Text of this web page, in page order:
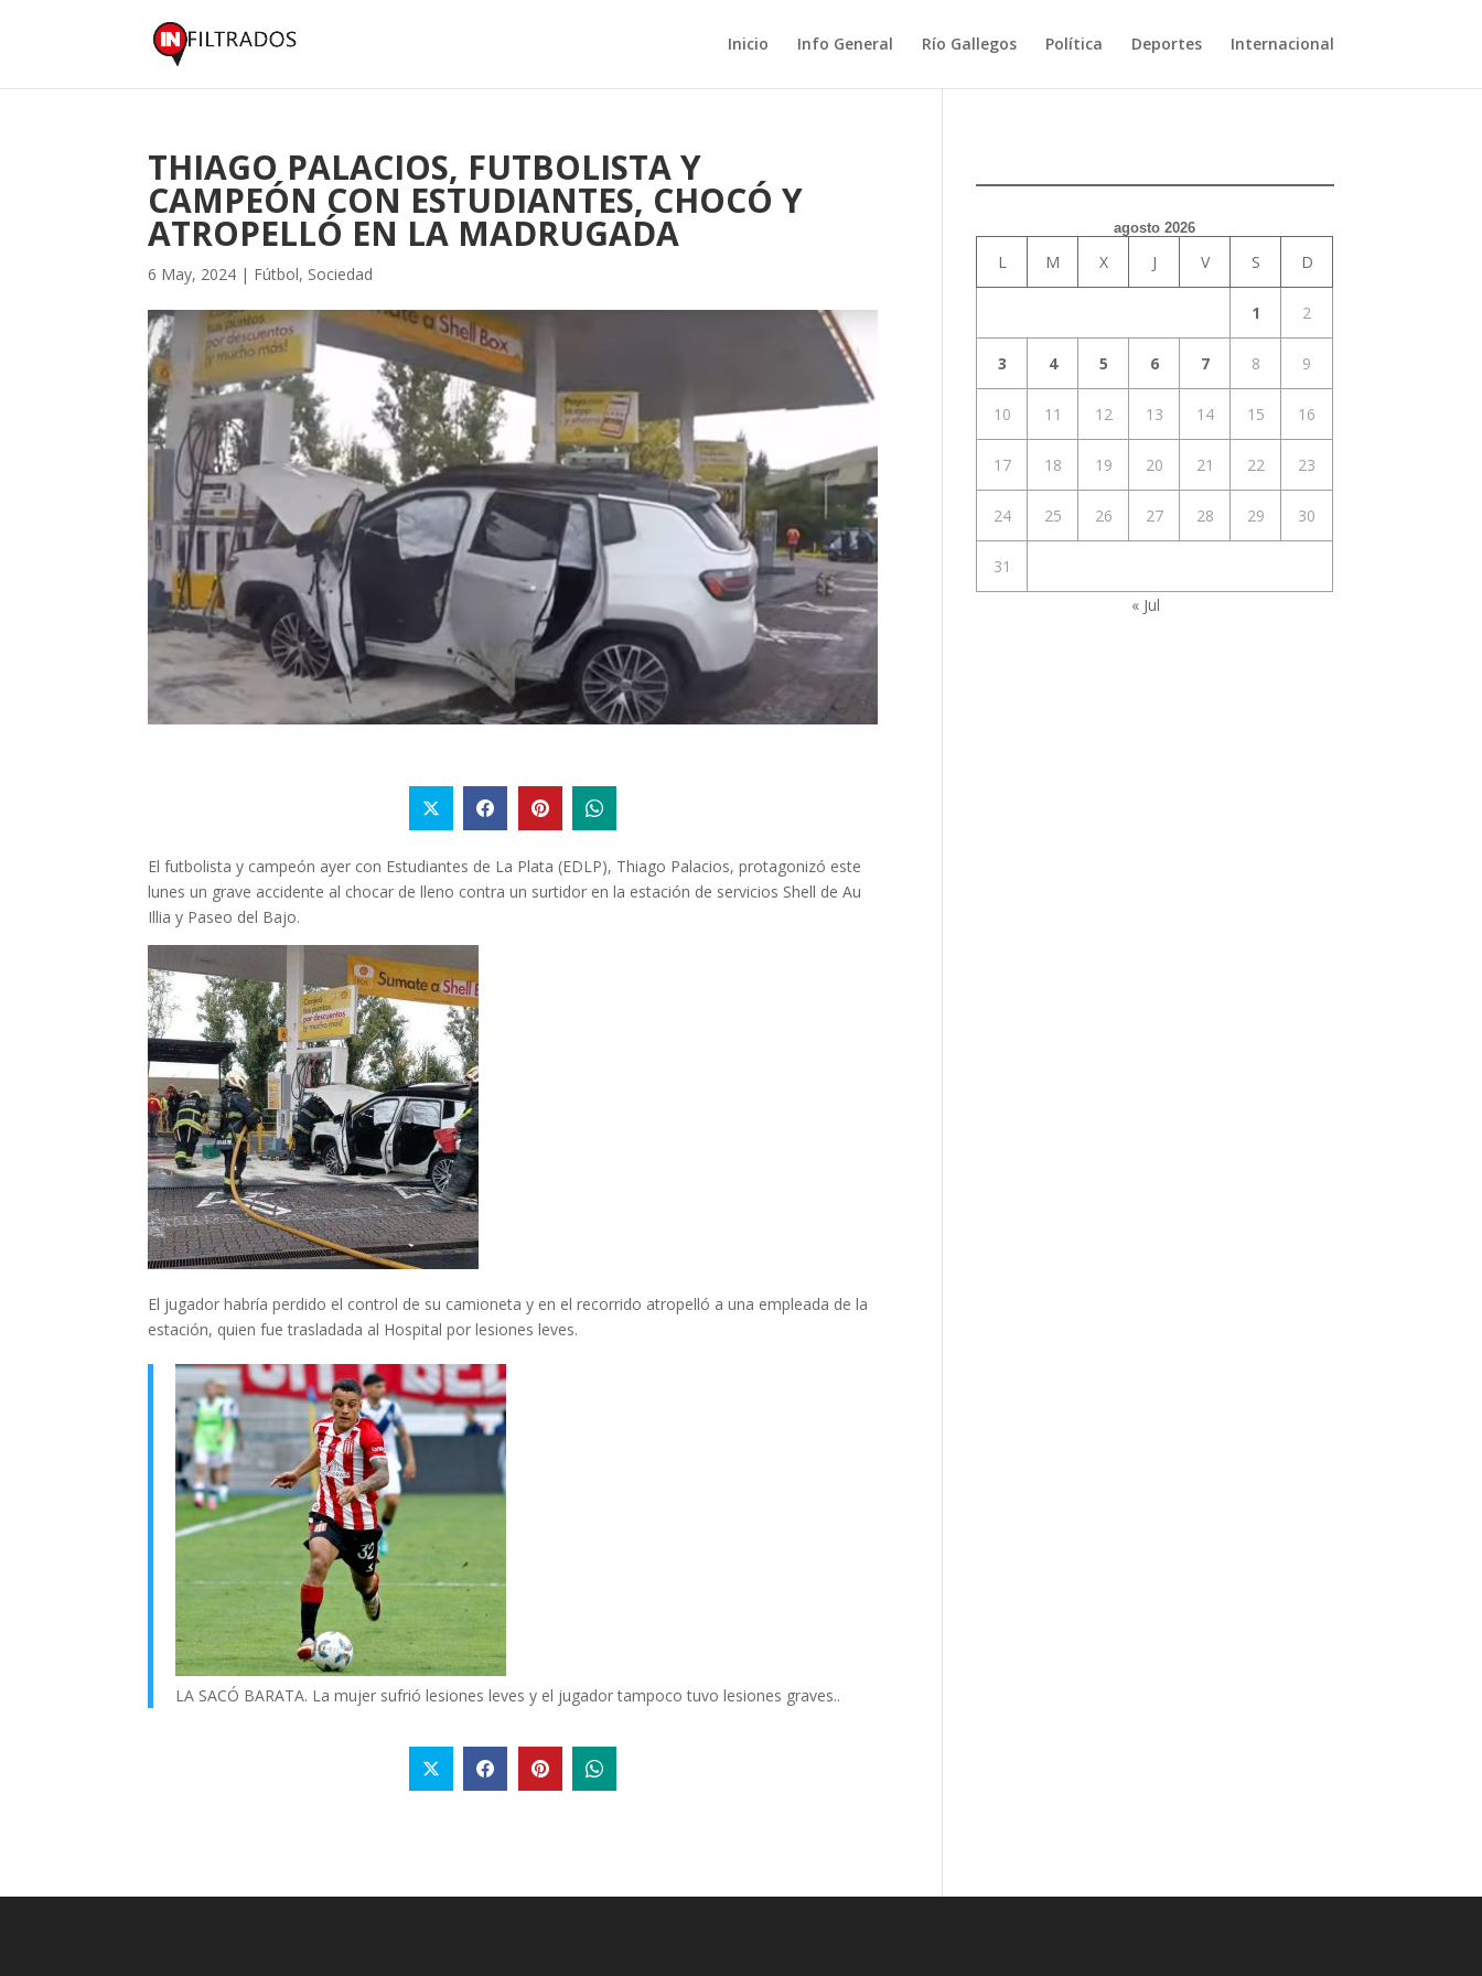
Inicio Info General Río Gallegos Política Deportes Internacional
THIAGO PALACIOS, FUTBOLISTA Y
CAMPEÓN CON ESTUDIANTES, CHOCÓ Y
ATROPELLÓ EN LA MADRUGADA
6 May, 2024 | Fútbol, Sociedad
El futbolista y campeón ayer con Estudiantes de La Plata (EDLP), Thiago Palacios, protagonizó este
lunes un grave accidente al chocar de lleno contra un surtidor en la estación de servicios Shell de Au
Illia y Paseo del Bajo.
El jugador habría perdido el control de su camioneta y en el recorrido atropelló a una empleada de la
estación, quien fue trasladada al Hospital por lesiones leves.
LA SACÓ BARATA. La mujer sufrió lesiones leves y el jugador tampoco tuvo lesiones graves..
agosto 2026
L M X J V S D
1 2
3 4 5 6 7 8 9
10 11 12 13 14 15 16
17 18 19 20 21 22 23
24 25 26 27 28 29 30
31
« Jul